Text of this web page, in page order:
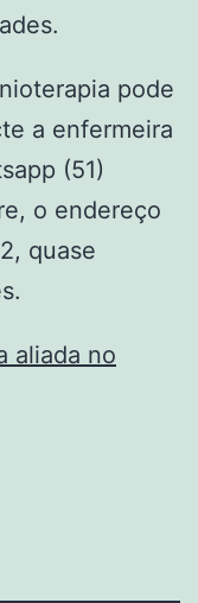
pode
a enfermeira
(51)
o endereço
quase
aliada no